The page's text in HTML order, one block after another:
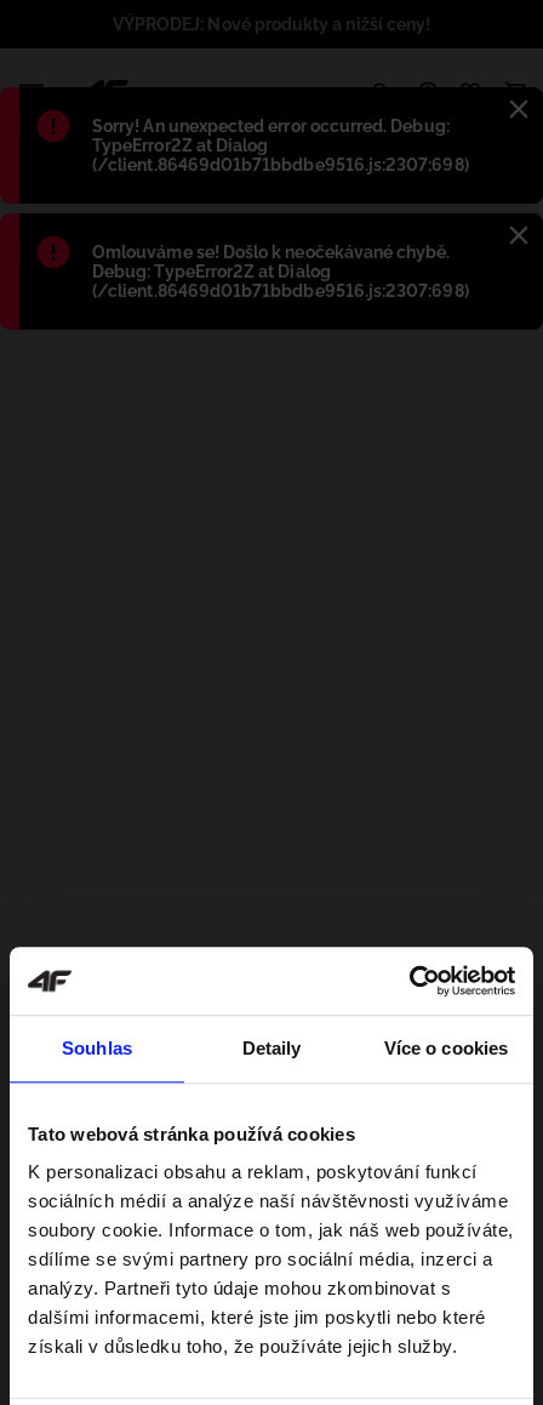
Souhlas Detaily Více o cookies
Tato webová stránka používá cookies
K personalizaci obsahu a reklam, poskytování funkcí
sociálních médií a analýze naší návštěvnosti využíváme
soubory cookie. Informace o tom, jak náš web používáte,
sdílíme se svými partnery pro sociální média, inzerci a
analýzy. Partneři tyto údaje mohou zkombinovat s
dalšími informacemi, které jste jim poskytli nebo které
získali v důsledku toho, že používáte jejich služby.
Błąd:
Sorry! An unexpected error occurred. Debug:
TypeError2Z at Dialog
(/client.86469d01b71bbdbe9516.js:2307:698)
Błąd:
Omlouváme se! Došlo k neočekávané chybě.
Debug: TypeError2Z at Dialog
(/client.86469d01b71bbdbe9516.js:2307:698)
VÝPRODEJ: Nové produkty a nižší ceny!